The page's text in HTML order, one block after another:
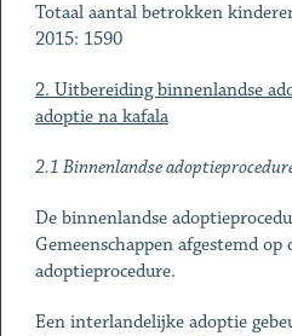
Totaal aantal betrokken
2015: 1590
2. Uitbereiding binnenlandse
adoptie na kafala
2.1 Binnenlandse
De binnenlandse
Gemeenschappen afgestemd
adoptieprocedure.
Een interlandelijke adoptie